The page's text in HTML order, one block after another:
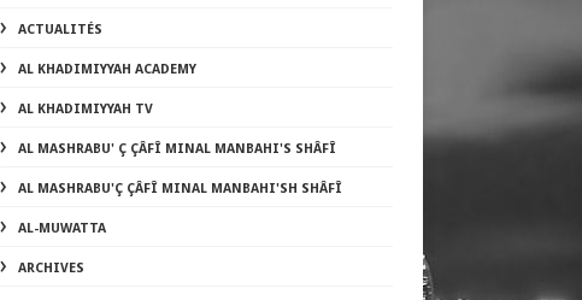
ACTUALITÉS
AL KHADIMIYYAH ACADEMY
AL KHADIMIYYAH TV
AL MASHRABU' Ç ÇÂFÎ MINAL MANBAHI'S SHÂFÎ
AL MASHRABU'Ç ÇÂFÎ MINAL MANBAHI'SH SHÂFÎ
AL-MUWATTA
ARCHIVES